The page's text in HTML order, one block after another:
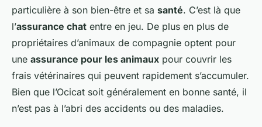
particulière à son bien-être et sa santé. C’est là que
l’assurance chat entre en jeu. De plus en plus de
propriétaires d’animaux de compagnie optent pour
une assurance pour les animaux pour couvrir les
frais vétérinaires qui peuvent rapidement s’accumuler.
Bien que l’Ocicat soit généralement en bonne santé, il
n’est pas à l’abri des accidents ou des maladies.